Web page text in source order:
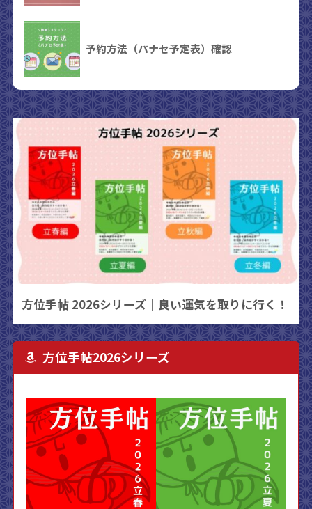
予約方法（パナセ予定表）確認
方位手帖 2026シリーズ｜良い運気を取りに行く！
方位手帖2026シリーズ